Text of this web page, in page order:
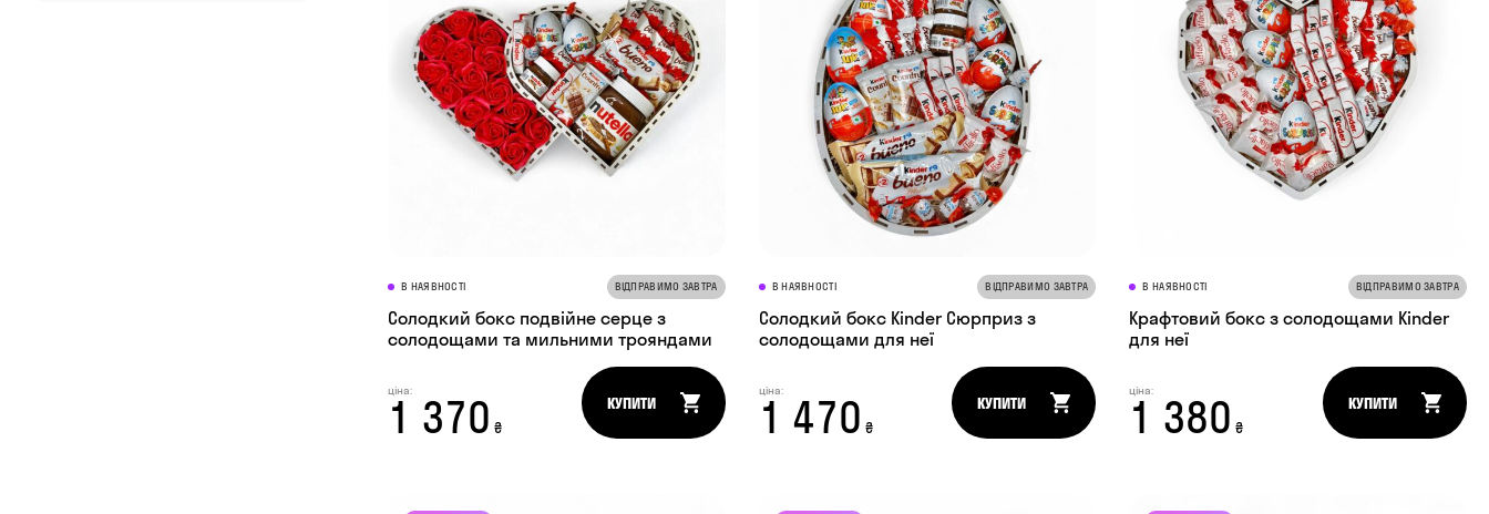
В НАЯВНОСТІ ВІДПРАВИМО ЗАВТРА
Солодкий бокс подвійне серце з
солодощами та мильними трояндами
ціна:
1 370 ₴
КУПИТИ
В НАЯВНОСТІ ВІДПРАВИМО ЗАВТРА
Солодкий бокс Kinder Сюрприз з
солодощами для неї
ціна:
1 470 ₴
КУПИТИ
В НАЯВНОСТІ ВІДПРАВИМО ЗАВТРА
Крафтовий бокс з солодощами Kinder
для неї
ціна:
1 380 ₴
КУПИТИ